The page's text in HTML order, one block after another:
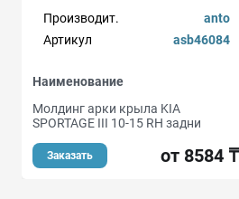
Производит.
anto
Артикул
asb46084
Наименование
Молдинг арки крыла KIA
SPORTAGE III 10-15 RH задни
Заказать от 8584 ₸